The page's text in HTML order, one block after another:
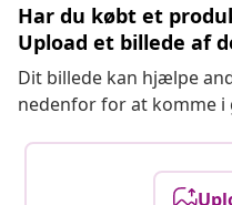
Har du købt et
Upload et billede af
Dit billede kan hjælpe
nedenfor for at komme i